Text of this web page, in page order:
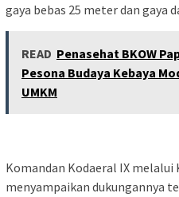
gaya bebas 25 meter dan gaya
READ Penasehat BKOW
Pesona Budaya Kebaya
UMKM
Komandan Kodaeral IX melalui
menyampaikan dukungannya